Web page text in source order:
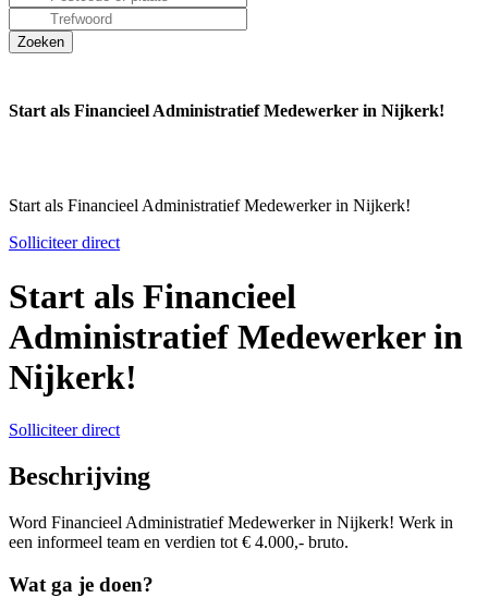
Start als Financieel Administratief Medewerker in Nijkerk!
Start als Financieel Administratief Medewerker in Nijkerk!
Solliciteer direct
Start als Financieel
Administratief Medewerker in
Nijkerk!
Solliciteer direct
Beschrijving
Word Financieel Administratief Medewerker in Nijkerk! Werk in
een informeel team en verdien tot € 4.000,- bruto.
Wat ga je doen?